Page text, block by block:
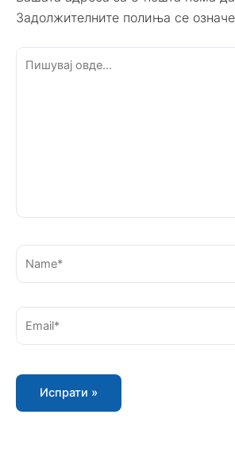
Задолжителните полиња се
Пишувај
овде...
Name*
Email*